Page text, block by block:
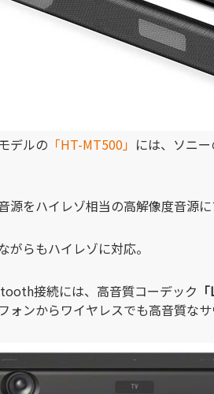
デルの 「HT-MT500」 には、ソニ
源をハイレゾ相当の高解像度音源
がらもハイレゾに対応。
接続には、高音質コーデック
ォンからワイヤレスでも高音質なサ